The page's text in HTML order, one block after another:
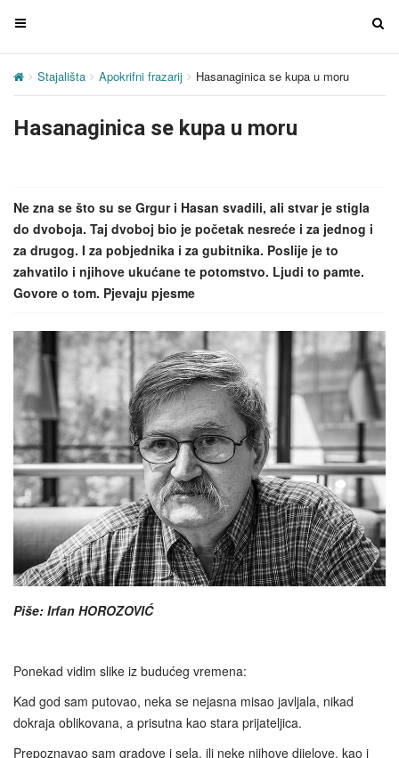
T
g
e
i
g
a
t
i
n
T
g
n
Stajališta Apokrifni frazarij Hasanaginica se kupa u moru
Hasanaginica se kupa u moru
Ne zna se što su se Grgur i Hasan svadili, ali stvar je stigla
do dvoboja. Taj dvoboj bio je početak nesreće i za jednog i
za drugog. I za pobjednika i za gubitnika. Poslije je to
zahvatilo i njihove ukućane te potomstvo. Ljudi to pamte.
Govore o tom. Pjevaju pjesme
Piše: Irfan HOROZOVIĆ
Ponekad vidim slike iz budućeg vremena:
Kad god sam putovao, neka se nejasna misao javljala, nikad
dokraja oblikovana, a prisutna kao stara prijateljica.
Prepoznavao sam gradove i sela, ili neke njihove dijelove, kao i